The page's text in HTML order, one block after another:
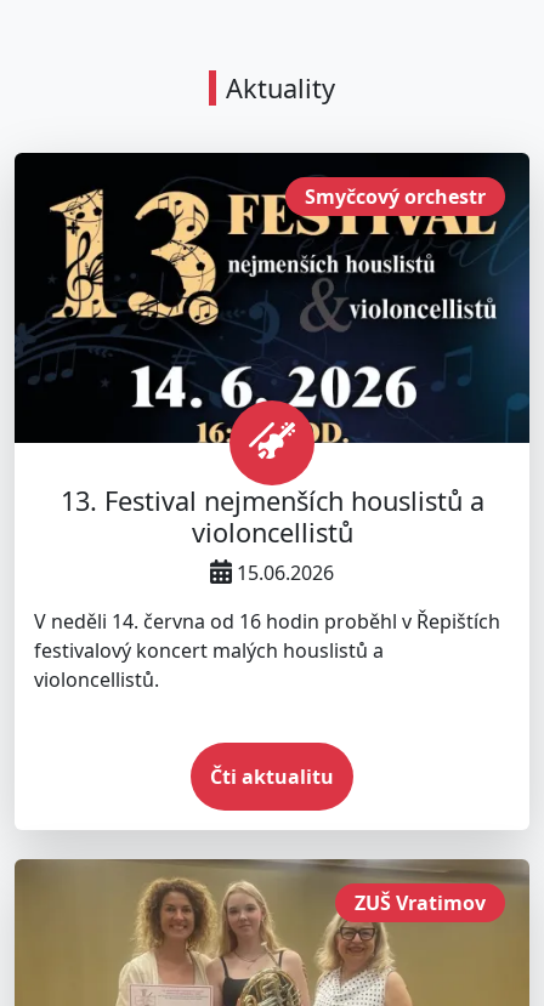
Aktuality
13. Festival nejmenších houslistů a
violoncellistů
15.06.2026
V neděli 14. června od 16 hodin proběhl v Řepištích
festivalový koncert malých houslistů a
violoncellistů.
Čti aktualitu
Smyčcový orchestr
ZUŠ Vratimov